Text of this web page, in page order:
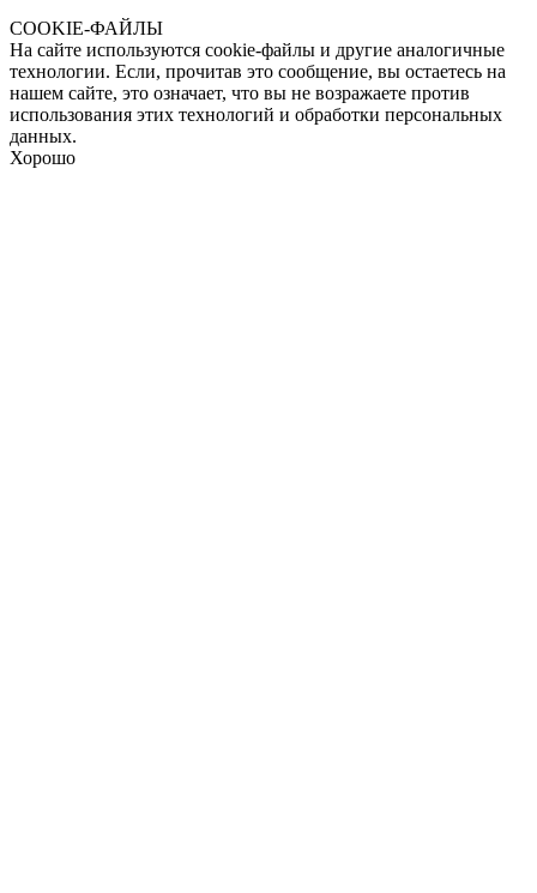
COOKIE-ФАЙЛЫ
На сайте используются cookie-файлы и другие аналогичные
технологии. Если, прочитав это сообщение, вы остаетесь на
нашем сайте, это означает, что вы не возражаете против
использования этих технологий и обработки персональных
данных.
Хорошо